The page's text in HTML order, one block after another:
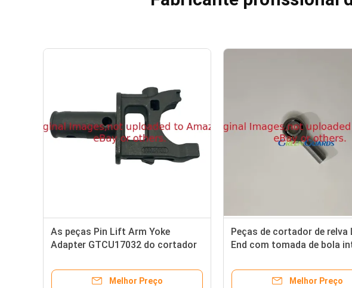
As peças Pin Lift Arm Yoke
Adapter GTCU17032 do cortador
Deere
Melhor Preço
Peças de cortador de relva
End com tomada de bola
Greens Mower
Melhor Preço